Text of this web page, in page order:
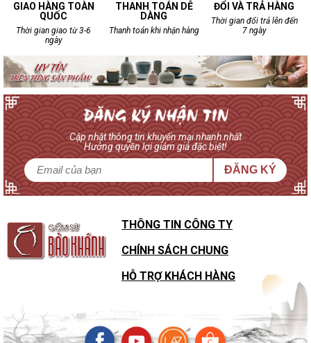
GIAO HÀNG TOÀN
QUỐC
Thời gian giao từ 3-6
ngày
THANH TOÁN DỄ
DÀNG
Thanh toán khi nhận hàng
ĐỔI VÀ TRẢ HÀNG
Thời gian đổi trả lên đến
7 ngày
Cập nhật thông tin khuyến mại nhanh nhất
Hưởng quyền lợi giảm giá đặc biệt!
ĐĂNG KÝ
THÔNG TIN CÔNG TY
CHÍNH SÁCH CHUNG
HỖ TRỢ KHÁCH HÀNG